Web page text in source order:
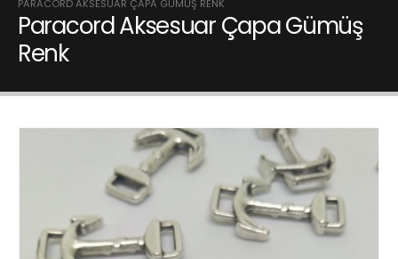
PARACORD AKSESUAR ÇAPA GÜMÜŞ RENK
Paracord Aksesuar Çapa Gümüş
Renk